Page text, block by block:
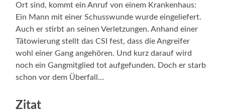
Ort sind, kommt ein Anruf von einem Krankenhaus:
Ein Mann mit einer Schusswunde wurde eingeliefert.
Auch er stirbt an seinen Verletzungen. Anhand einer
Tätowierung stellt das CSI fest, dass die Angreifer
wohl einer Gang angehören. Und kurz darauf wird
noch ein Gangmitglied tot aufgefunden. Doch er starb
schon vor dem Überfall…
Zitat